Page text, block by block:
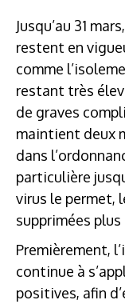
Jusqu’au 31
restent en
comme
restant très
de graves
maintient deux
dans
particulière
virus le permet,
supprimées
Premièrement,
continue à
positives, afin